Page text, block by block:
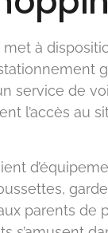
à
service de
l’accès au
parents